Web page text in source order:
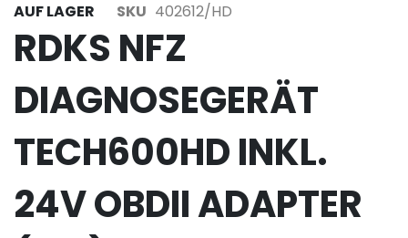
AUF LAGER SKU 402612/HD
RDKS NFZ
DIAGNOSEGERÄT
TECH600HD INKL.
24V OBDII ADAPTER